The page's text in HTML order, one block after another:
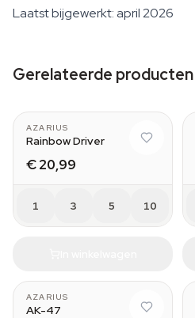
Laatst bijgewerkt: april 2026
Gerelateerde producten
AZARIUS
Rainbow Driver
€ 20,99
1 3 5 10
AZARIUS
AK-47